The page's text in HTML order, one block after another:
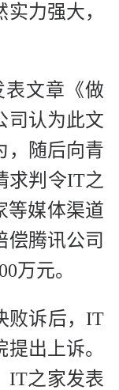
力强大，
表文章《做
司认为此文
，随后向青
求判令IT之
等媒体渠道
偿腾讯公司
万元。
败诉后，IT
出上诉。
IT之家发表